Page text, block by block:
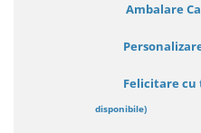
Ambalare
Felicitare
disponibile)